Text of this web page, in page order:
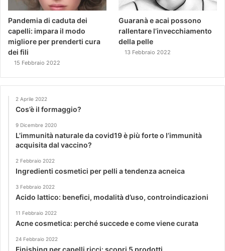
Pandemia di caduta dei
capelli: impara il modo
migliore per prenderti cura
dei fili
15 Febbraio 2022
Guaranà e acai possono
rallentare l’invecchiamento
della pelle
13 Febbraio 2022
2 Aprile 2022
Cos’è il formaggio?
9 Dicembre 2020
L’immunità naturale da covid19 è più forte o l’immunità
acquisita dal vaccino?
2 Febbraio 2022
Ingredienti cosmetici per pelli a tendenza acneica
3 Febbraio 2022
Acido lattico: benefici, modalità d’uso, controindicazioni
11 Febbraio 2022
Acne cosmetica: perché succede e come viene curata
24 Febbraio 2022